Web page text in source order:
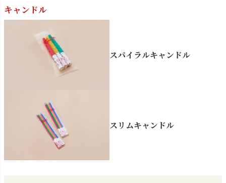
キャンドル
スパイラルキャンドル
スリムキャンドル